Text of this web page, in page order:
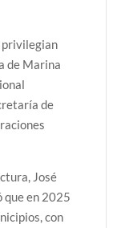
privilegian
de Marina
de
José
que en 2025
con